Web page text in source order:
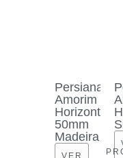
Persiana
Amorim
Horizontal
50mm
Madeira
VER